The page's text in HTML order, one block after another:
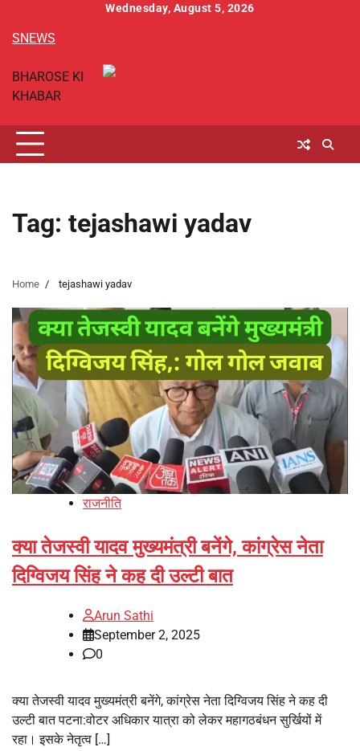
content
Wednesday, August 5, 2026
SNEWS
BHAROSE KI
KHABAR
Tag: tejashawi yadav
Home tejashawi yadav
राजनीति
क्या तेजस्वी यादव मुख्यमंत्री बनेंगे, कांग्रेस नेता
दिग्विजय सिंह ने कह दी उल्टी बात
Arun Sathi
September 2, 2025
0
क्या तेजस्वी यादव मुख्यमंत्री बनेंगे, कांग्रेस नेता दिग्विजय सिंह ने कह दी
उल्टी बात पटना:वोटर अधिकार यात्रा को लेकर महागठबंधन सुर्खियों में
रहा। इसके नेतृत्व […]